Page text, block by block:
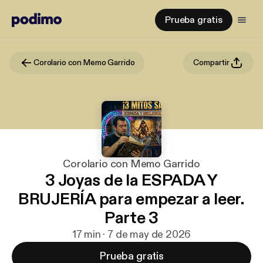
Prueba gratis
Corolario con Memo Garrido Compartir
Corolario con Memo Garrido
3 Joyas de la ESPADA Y
BRUJERÍA para empezar a leer.
Parte 3
17 min · 7 de may de 2026
Prueba gratis